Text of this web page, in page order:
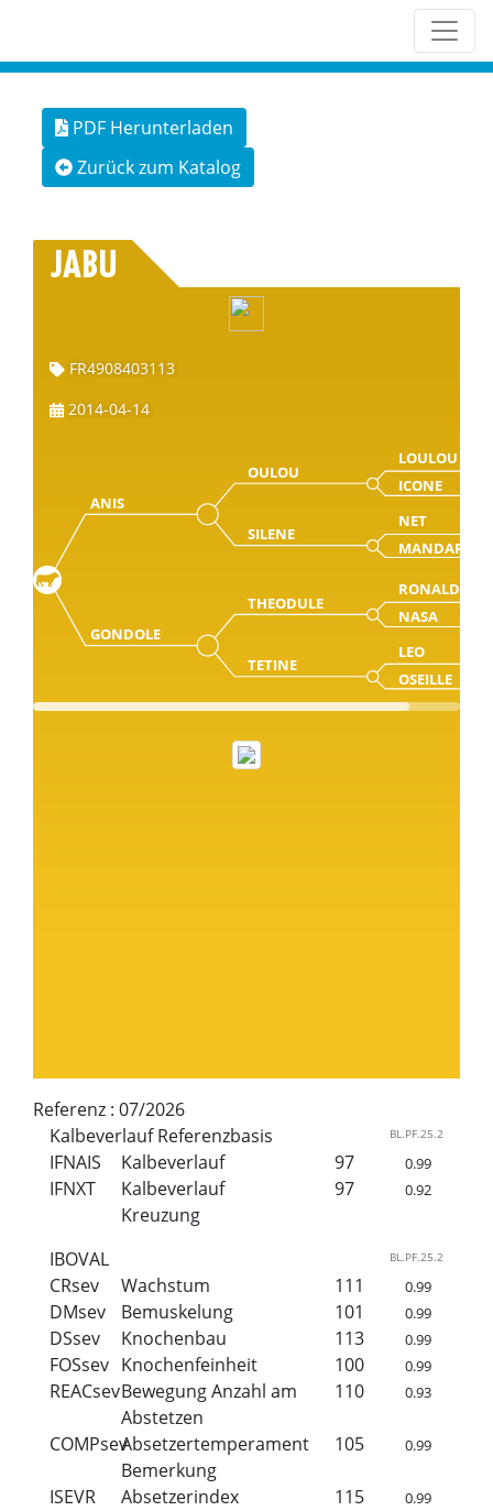
PDF Herunterladen
Zurück zum Katalog
JABU
FR4908403113
2014-04-14
ANIS
OULOU
LOULOU
ICONE
SILENE
NET
MANDARINE
GONDOLE
THEODULE
RONALD
NASA
TETINE
LEO
OSEILLE
Referenz : 07/2026
Kalbeverlauf Referenzbasis
BL.PF.25.2
IFNAIS Kalbeverlauf 97 0.99
IFNXT
Kalbeverlauf
Kreuzung
97 0.92
IBOVAL BL.PF.25.2
CRsev Wachstum 111 0.99
DMsev Bemuskelung 101 0.99
DSsev Knochenbau 113 0.99
FOSsev Knochenfeinheit 100 0.99
REACsevBewegung Anzahl am
Abstetzen
110 0.93
COMPsevAbsetzertemperament
Bemerkung
105 0.99
ISEVR Absetzerindex 115 0.99